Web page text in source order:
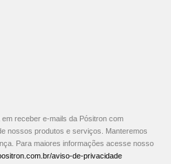
receber e-mails da Pósitron com
nossos produtos e serviços. Manteremos
Para maiores informações acesse nosso
aviso-de-privacidade